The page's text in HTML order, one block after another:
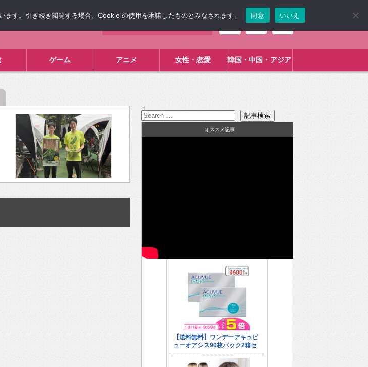
ゲーム アニメ 女性・恋愛 韓国・中国・アジア
:
オススメ記事
す。引き続き閲覧する場合、Cookie の使用を承諾したものとみなされます。 同意 いいえ